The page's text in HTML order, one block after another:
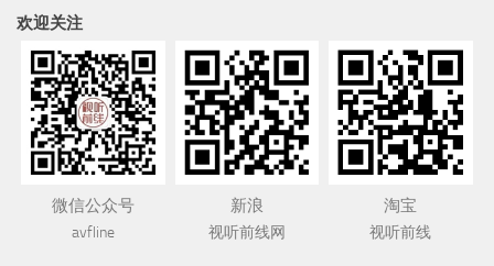
欢迎关注
微信公众号
avfline
新浪
视听前线网
淘宝
视听前线